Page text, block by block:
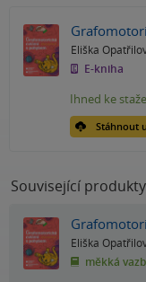
Eliška
E-kniha
Stáhnout
Ihned ke
Související produkty
Eliška
měkká